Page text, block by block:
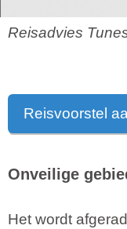
Reisadvies
Reisvoorstel
Onveilige
Het wordt